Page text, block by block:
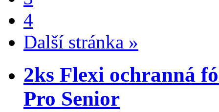
4
Další stránka »
2ks Flexi ochranná
Pro Senior